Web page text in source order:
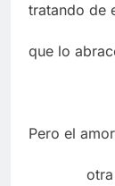
tratando de
que lo
Pero el
otra vez